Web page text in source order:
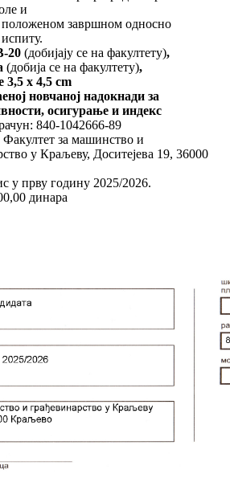
и
завршном односно
20 (добијају се на факултету),
(добија се на факултету),
3,5 x 4,5 cm
новчаној надокнади за
осигурање и индекс
840-1042666-89
за машинство и
у Краљеву, Доситејева 19, 36000
у прву годину 2025/2026.
динара